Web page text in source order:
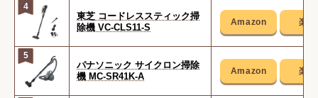
4
東芝 コードレススティック掃
除機 VC-CLS11-S
5
パナソニック サイクロン掃除
機 MC-SR41K-A